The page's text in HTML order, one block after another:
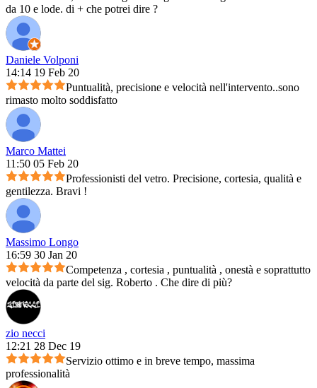
da 10 e lode. di + che potrei dire ?
Daniele Volponi
14:14 19 Feb 20
Puntualità, precisione e velocità nell'intervento..sono
rimasto molto soddisfatto
Marco Mattei
11:50 05 Feb 20
Professionisti del vetro. Precisione, cortesia, qualità e
gentilezza. Bravi !
Massimo Longo
16:59 30 Jan 20
Competenza , cortesia , puntualità , onestà e soprattutto
velocità da parte del sig. Roberto . Che dire di più?
zio necci
12:21 28 Dec 19
Servizio ottimo e in breve tempo, massima
professionalità